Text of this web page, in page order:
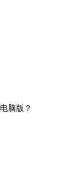
脑版？